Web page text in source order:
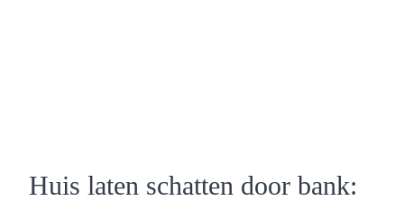
Huis laten schatten door bank: